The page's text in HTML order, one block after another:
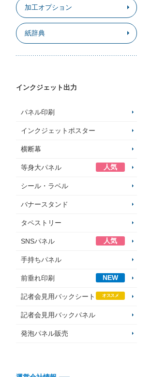
加工オプション
紙辞典
インクジェット出力
パネル印刷
インクジェットポスター
横断幕
等身大パネル 人気
シール・ラベル
バナースタンド
タペストリー
SNSパネル 人気
手持ちパネル
前垂れ印刷 NEW
記者会見用バックシート オススメ
記者会見用バックパネル
発泡パネル販売